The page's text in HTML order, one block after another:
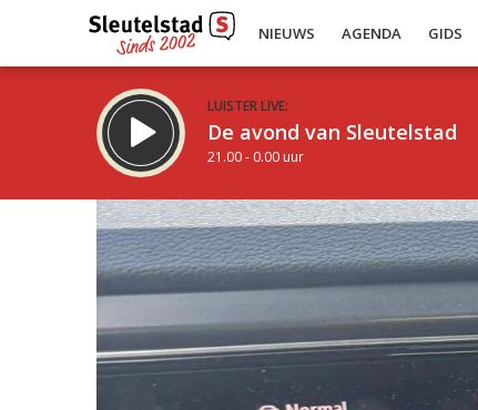
NIEUWS AGENDA GIDS
LUISTER LIVE:
De avond van Sleutelstad
21.00 - 0.00 uur